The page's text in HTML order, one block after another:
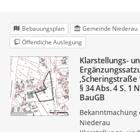
Bebauungsplan
Gemeinde Niederau
Öffentliche Auslegung
Klarstellungs-
‚Scheringstraße
§ 34 Abs. 4 S. 1
BauGB
Bekanntmachung
Niederau